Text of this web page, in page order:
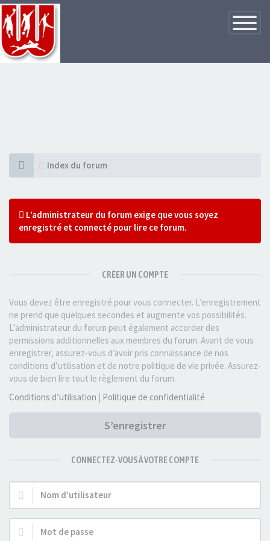
Basculer
la
Index du forum
L’administrateur du forum exige que vous soyez
enregistré et connecté pour lire ce forum.
CRÉER UN COMPTE
Vous devez être enregistré pour vous connecter. L’enregistrement
ne prend que quelques secondes et augmente vos possibilités.
L’administrateur du forum peut également accorder des
permissions additionnelles aux membres du forum. Avant de vous
enregistrer, assurez-vous d’avoir pris connaissance de nos
conditions d’utilisation et de notre politique de vie privée. Assurez-
vous de bien lire tout le règlement du forum.
Conditions d’utilisation | Politique de confidentialité
S’enregistrer
CONNECTEZ-VOUS À VOTRE COMPTE
Nom
d’utilisateur :
Mot